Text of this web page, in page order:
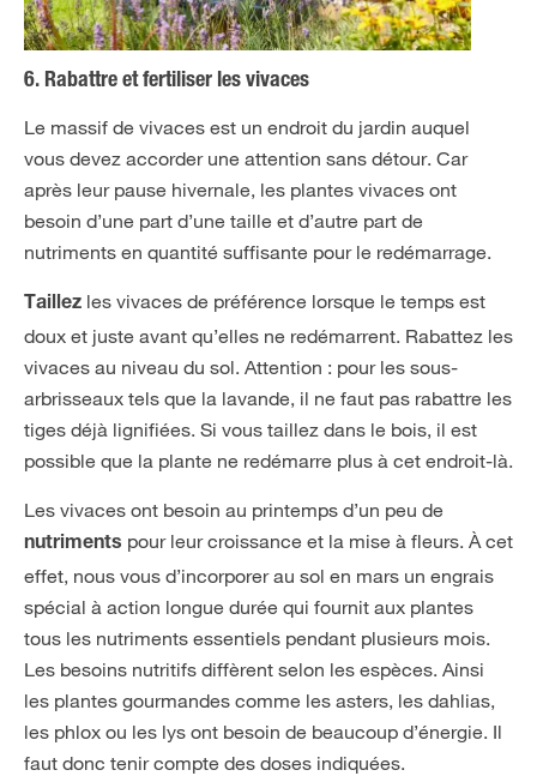
6. Rabattre et fertiliser les vivaces
Le massif de vivaces est un endroit du jardin auquel
vous devez accorder une attention sans détour. Car
après leur pause hivernale, les plantes vivaces ont
besoin d’une part d’une taille et d’autre part de
nutriments en quantité suffisante pour le redémarrage.
Taillez les vivaces de préférence lorsque le temps est
doux et juste avant qu’elles ne redémarrent. Rabattez les
vivaces au niveau du sol. Attention : pour les sous-
arbrisseaux tels que la lavande, il ne faut pas rabattre les
tiges déjà lignifiées. Si vous taillez dans le bois, il est
possible que la plante ne redémarre plus à cet endroit-là.
Les vivaces ont besoin au printemps d’un peu de
nutriments pour leur croissance et la mise à fleurs. À cet
effet, nous vous d’incorporer au sol en mars un engrais
spécial à action longue durée qui fournit aux plantes
tous les nutriments essentiels pendant plusieurs mois.
Les besoins nutritifs diffèrent selon les espèces. Ainsi
les plantes gourmandes comme les asters, les dahlias,
les phlox ou les lys ont besoin de beaucoup d’énergie. Il
faut donc tenir compte des doses indiquées.